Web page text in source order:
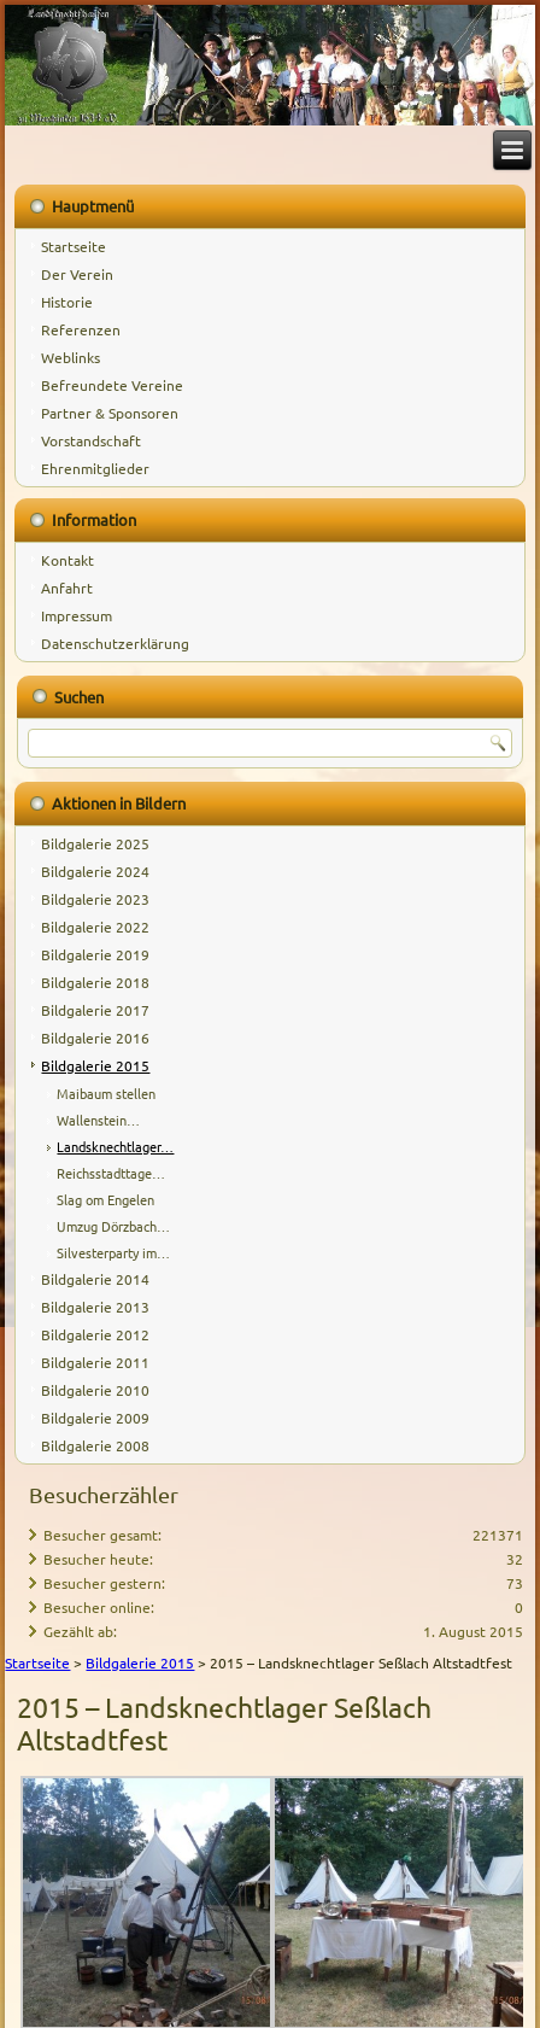
Hauptmenü
Startseite
Der Verein
Historie
Referenzen
Weblinks
Befreundete Vereine
Partner & Sponsoren
Vorstandschaft
Ehrenmitglieder
Information
Kontakt
Anfahrt
Impressum
Datenschutzerklärung
Suchen
Aktionen in Bildern
Bildgalerie 2025
Bildgalerie 2024
Bildgalerie 2023
Bildgalerie 2022
Bildgalerie 2019
Bildgalerie 2018
Bildgalerie 2017
Bildgalerie 2016
Bildgalerie 2015
Maibaum stellen
Wallenstein…
Landsknechtlager…
Reichsstadttage…
Slag om Engelen
Umzug Dörzbach…
Silvesterparty im…
Bildgalerie 2014
Bildgalerie 2013
Bildgalerie 2012
Bildgalerie 2011
Bildgalerie 2010
Bildgalerie 2009
Bildgalerie 2008
Besucherzähler
221371
Besucher gesamt:
32
Besucher heute:
73
Besucher gestern:
0
Besucher online:
1. August 2015
Gezählt ab:
Startseite > Bildgalerie 2015 > 2015 – Landsknechtlager Seßlach Altstadtfest
2015 – Landsknechtlager Seßlach
Altstadtfest